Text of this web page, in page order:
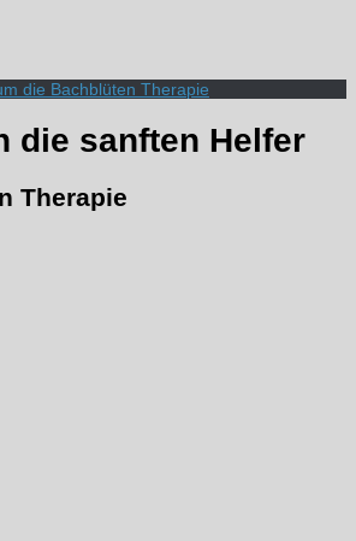
die sanften Helfer
Therapie